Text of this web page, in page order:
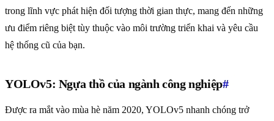
trong lĩnh vực phát hiện đối tượng thời gian thực, mang đến những
ưu điểm riêng biệt tùy thuộc vào môi trường triển khai và yêu cầu
hệ thống cũ của bạn.
YOLOv5: Ngựa thồ của ngành công nghiệp#
Được ra mắt vào mùa hè năm 2020, YOLOv5 nhanh chóng trở